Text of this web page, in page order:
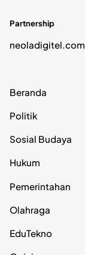
Partnership
neoladigitel.com
Beranda
Politik
Sosial Budaya
Hukum
Pemerintahan
Olahraga
EduTekno